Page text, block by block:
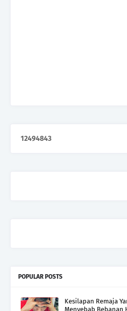
12494843
POPULAR POSTS
Kesilapan Remaja
Menyebab Bebanan